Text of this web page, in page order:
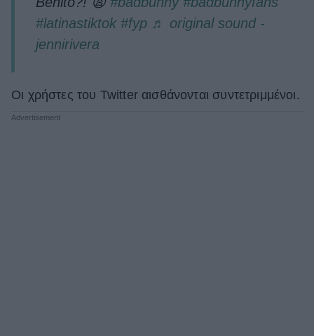
#latinastiktok #fyp ♬ original sound -
jennirivera
Οι χρήστες του Twitter αισθάνονται συντετριμμένοι.